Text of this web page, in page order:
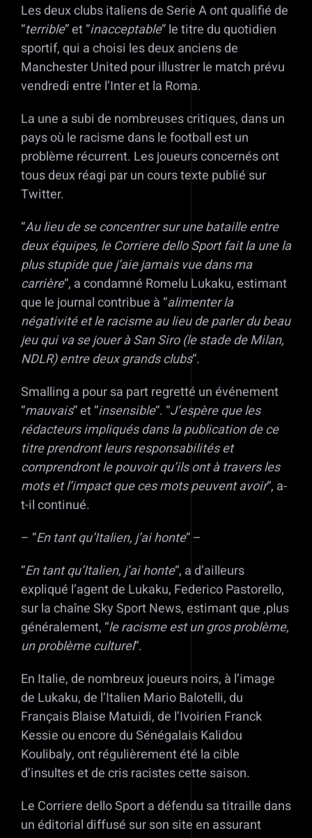
Les deux clubs italiens de Serie A ont qualifié de
“terrible” et “inacceptable” le titre du quotidien
sportif, qui a choisi les deux anciens de
Manchester United pour illustrer le match prévu
vendredi entre l’Inter et la Roma.
La une a subi de nombreuses critiques, dans un
pays où le racisme dans le football est un
problème récurrent. Les joueurs concernés ont
tous deux réagi par un cours texte publié sur
Twitter.
“Au lieu de se concentrer sur une bataille entre
deux équipes, le Corriere dello Sport fait la une la
plus stupide que j’aie jamais vue dans ma
carrière“, a condamné Romelu Lukaku, estimant
que le journal contribue à “alimenter la
négativité et le racisme au lieu de parler du beau
jeu qui va se jouer à San Siro (le stade de Milan,
NDLR) entre deux grands clubs“.
Smalling a pour sa part regretté un événement
“mauvais” et “insensible“. “J’espère que les
rédacteurs impliqués dans la publication de ce
titre prendront leurs responsabilités et
comprendront le pouvoir qu’ils ont à travers les
mots et l’impact que ces mots peuvent avoir“, a-
t-il continué.
– “En tant qu’Italien, j’ai honte” –
“En tant qu’Italien, j’ai honte“, a d’ailleurs
expliqué l’agent de Lukaku, Federico Pastorello,
sur la chaîne Sky Sport News, estimant que ,plus
généralement, “le racisme est un gros problème,
un problème culturel“.
En Italie, de nombreux joueurs noirs, à l’image
de Lukaku, de l’Italien Mario Balotelli, du
Français Blaise Matuidi, de l’Ivoirien Franck
Kessie ou encore du Sénégalais Kalidou
Koulibaly, ont régulièrement été la cible
d’insultes et de cris racistes cette saison.
Le Corriere dello Sport a défendu sa titraille dans
un éditorial diffusé sur son site en assurant